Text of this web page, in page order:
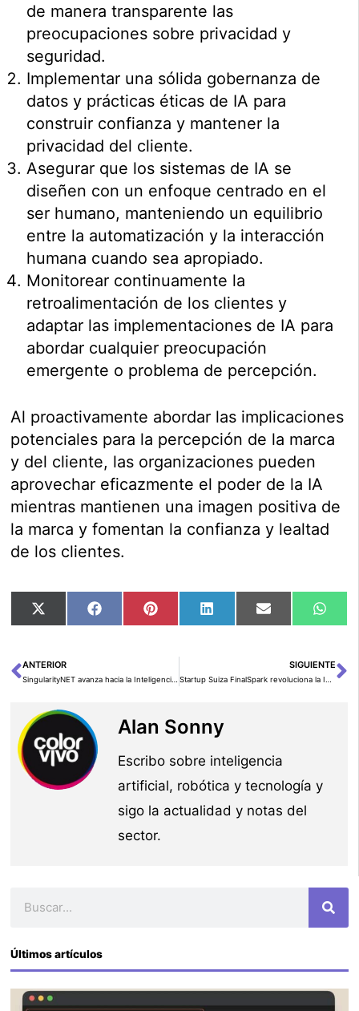
de manera transparente las
preocupaciones sobre privacidad y
seguridad.
Implementar una sólida gobernanza de
datos y prácticas éticas de IA para
construir confianza y mantener la
privacidad del cliente.
Asegurar que los sistemas de IA se
diseñen con un enfoque centrado en el
ser humano, manteniendo un equilibrio
entre la automatización y la interacción
humana cuando sea apropiado.
Monitorear continuamente la
retroalimentación de los clientes y
adaptar las implementaciones de IA para
abordar cualquier preocupación
emergente o problema de percepción.
Al proactivamente abordar las implicaciones
potenciales para la percepción de la marca
y del cliente, las organizaciones pueden
aprovechar eficazmente el poder de la IA
mientras mantienen una imagen positiva de
la marca y fomentan la confianza y lealtad
de los clientes.
Compartir
en
X
Compartir
en
FacebookCompartir
en
PinterestCompartir
en
LinkedInCompartir
en
Email
en
Ant
ANTERIOR
SingularityNET avanza hacia la Inteligencia Artificial general con una red mundial de supercomputadoras
SIGUIENTE
Startup Suiza FinalSpark revoluciona la IA con «Biocomputadoras» de células cerebrales humanas
Alan Sonny
Escribo sobre inteligencia
artificial, robótica y tecnología y
sigo la actualidad y notas del
sector.
Últimos artículos